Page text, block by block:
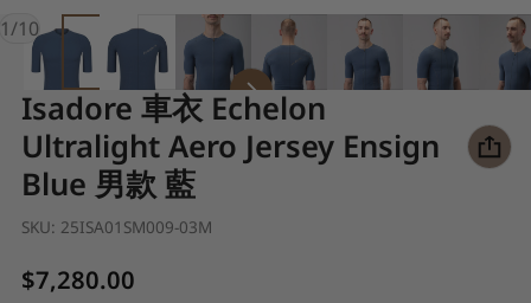
1/
of10
Isadore 車衣 Echelon
Ultralight Aero Jersey Ensign
Blue 男款 藍
SKU: 25ISA01SM009-03M
Regular price
$7,280.00